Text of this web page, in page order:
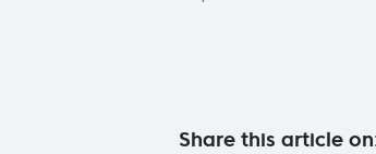
Share this article